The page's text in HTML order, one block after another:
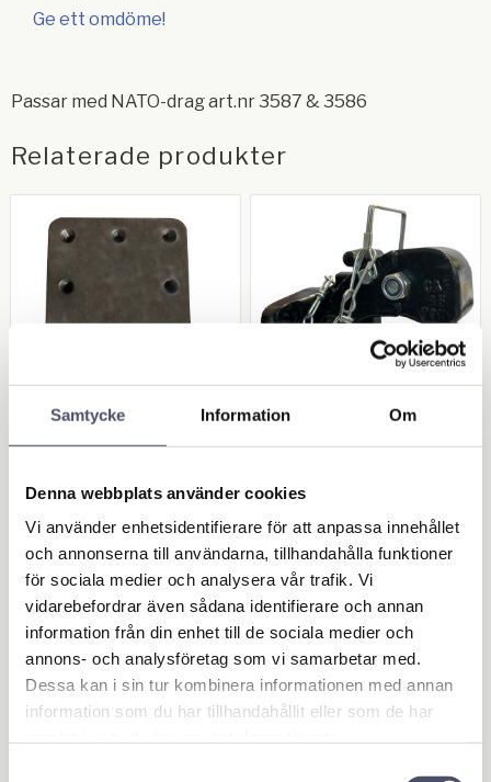
Samtycke Information Om
Denna webbplats använder cookies
Vi använder enhetsidentifierare för att anpassa innehållet
och annonserna till användarna, tillhandahålla funktioner
för sociala medier och analysera vår trafik. Vi
vidarebefordrar även sådana identifierare och annan
information från din enhet till de sociala medier och
annons- och analysföretag som vi samarbetar med.
Dessa kan i sin tur kombinera informationen med annan
information som du har tillhandahållit eller som de har
Ge ett omdöme!
Passar med NATO-drag art.nr 3587 & 3586
Relaterade produkter
Monteringsplatta fö
la / Hitchögla
Monteringsplatta för art.nr
2195. Storlek: 200 x 39mm.
OBS! Ingen bult ingår utan den
att den bultas fast!
1 200,00
Lägg till i favoriter
Dragkrok "NATO Sty
Max dragkapacitet: 15 ton.
Hålbild (C/C): längdmässigt
85mm & höjdmässigt 45mm.
Se mer info nedan!
1 364,00
KÖP